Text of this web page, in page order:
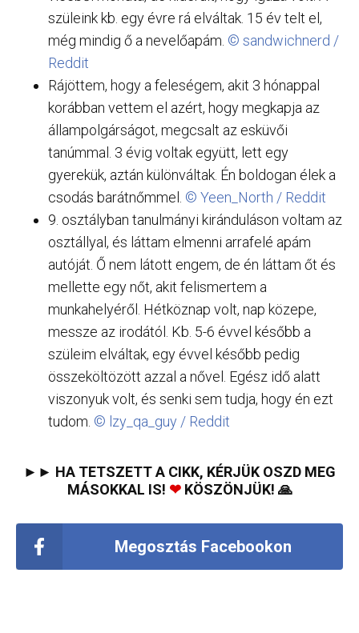
szüleink kb. egy évre rá elváltak. 15 év telt el,
még mindig ő a nevelőapám. © sandwichnerd /
Reddit
Rájöttem, hogy a feleségem, akit 3 hónappal
korábban vettem el azért, hogy megkapja az
állampolgárságot, megcsalt az esküvői
tanúmmal. 3 évig voltak együtt, lett egy
gyerekük, aztán különváltak. Én boldogan élek a
csodás barátnőmmel. © Yeen_North / Reddit
9. osztályban tanulmányi kiránduláson voltam az
osztállyal, és láttam elmenni arrafelé apám
autóját. Ő nem látott engem, de én láttam őt és
mellette egy nőt, akit felismertem a
munkahelyéről. Hétköznap volt, nap közepe,
messze az irodától. Kb. 5-6 évvel később a
szüleim elváltak, egy évvel később pedig
összeköltözött azzal a nővel. Egész idő alatt
viszonyuk volt, és senki sem tudja, hogy én ezt
tudom. © lzy_qa_guy / Reddit
►► HA TETSZETT A CIKK, KÉRJÜK OSZD MEG
MÁSOKKAL IS! ❤KÖSZÖNJÜK! 🙏
Megosztás Facebookon